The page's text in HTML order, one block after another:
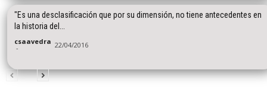
"Es una desclasificación que por su dimensión, no tiene antecedentes en
la historia del...
csaavedra
- 22/04/2016